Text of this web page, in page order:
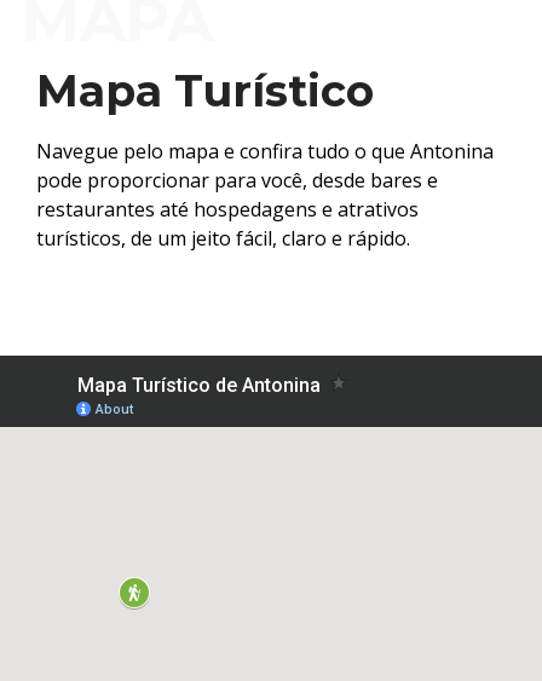
Mapa Turístico
Navegue pelo mapa e confira tudo o que Antonina
pode proporcionar para você, desde bares e
restaurantes até hospedagens e atrativos
turísticos, de um jeito fácil, claro e rápido.